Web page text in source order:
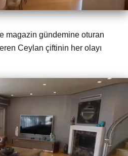
magazin gündemine oturan
Ceylan çiftinin her olayı